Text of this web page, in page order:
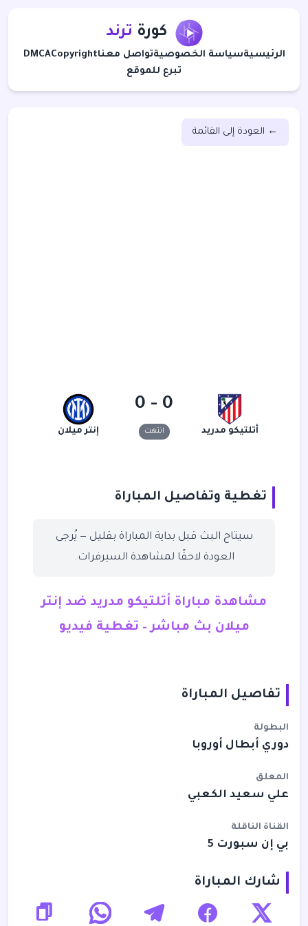
كورة ترند
الرئيسيةسياسة الخصوصيةتواصل معناCopyright
DMCA
تبرع للموقع
← العودة إلى القائمة
أتلتيكو مدريد
0 - 0
انتهت إنتر ميلان
تغطية وتفاصيل المباراة
سيتاح البث قبل بداية المباراة بقليل — يُرجى
العودة لاحقًا لمشاهدة السيرفرات.
مشاهدة مباراة أتلتيكو مدريد ضد إنتر
ميلان بث مباشر – تغطية فيديو
تفاصيل المباراة
البطولة
دوري أبطال أوروبا
المعلق
علي سعيد الكعبي
القناة الناقلة
بي إن سبورت 5
شارك المباراة